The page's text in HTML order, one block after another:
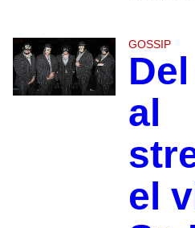
GOSSIP
al
el